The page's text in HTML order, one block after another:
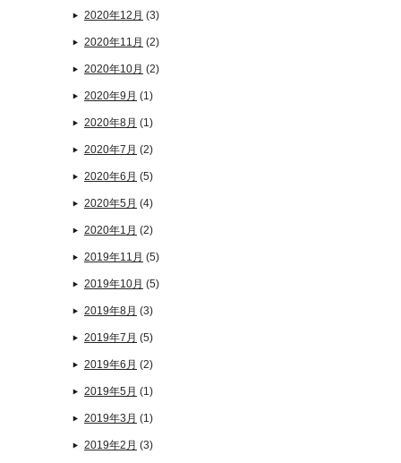
2020年12月 (3)
2020年11月 (2)
2020年10月 (2)
2020年9月 (1)
2020年8月 (1)
2020年7月 (2)
2020年6月 (5)
2020年5月 (4)
2020年1月 (2)
2019年11月 (5)
2019年10月 (5)
2019年8月 (3)
2019年7月 (5)
2019年6月 (2)
2019年5月 (1)
2019年3月 (1)
2019年2月 (3)